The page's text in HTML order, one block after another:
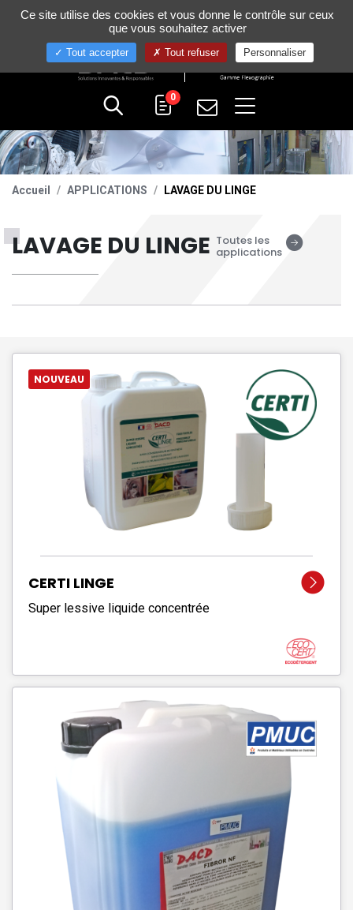
+33 (0)4 75 58 80 10
0
Accueil APPLICATIONS LAVAGE DU LINGE
LAVAGE DU LINGE Toutes les
applications
NOUVEAU
CERTI LINGE
Super lessive liquide concentrée
Gestion de vos préférences sur les cookies
Ce site utilise des cookies et vous donne le contrôle sur ceux
que vous souhaitez activer
Tout accepter Tout refuser Personnaliser